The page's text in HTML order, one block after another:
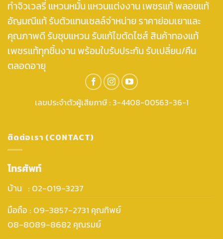
ทำจิวเวลรี่ แหวนหมั้น แหวนแต่งงาน เพชรแท้ พลอยแท้
อัญมณีแท้ รับตัวแทนเซลล์จำหน่าย ราคาย่อมเยาและ
คุณภาพดี รับชุบแหวน รับแก้ไขตัดไซส์ สินค้าทองแท้
เพชรแท้ทุกชิ้นงาน พร้อมใบรับประกัน รับเปลี่ยน/คืน
ตลอดอายุ
เลขประจำตัวผู้เสียภาษี : 3-4408-00563-36-1
ติดต่อเรา (CONTACT)
โทรศัพท์
บ้าน : 02-019-3237
มือถือ : 09-3857-2731 คุณทิพย์
08-8089-8682 คุณรมย์